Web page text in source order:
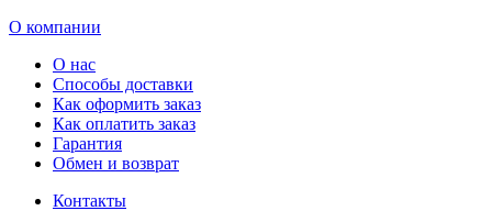
О компании
О нас
Способы доставки
Как оформить заказ
Как оплатить заказ
Гарантия
Обмен и возврат
Контакты